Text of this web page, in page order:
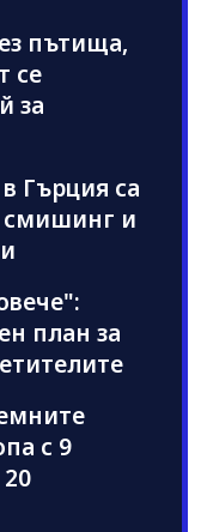
пътища,
се
за
Гърция са
смишинг и
план за
с 9